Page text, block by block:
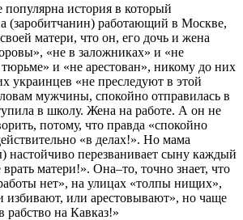
популярна история в который
(заробитчанин) работающий в Москве,
матери, что он, его дочь и жена
«не в заложниках» и «не
и «не арестован», никому до них
украинцев «не преследуют в этой
мужчины, спокойно отправилась в
в школу. Жена на работе. А он не
потому, что правда «спокойно
«в делах!». Но мама
настойчиво перезванивает сыну каждый
матери!». Она–то, точно знает, что
нет», на улицах «толпы нищих»,
избивают, или арестовывают», но чаще
рабство на Кавказ!»